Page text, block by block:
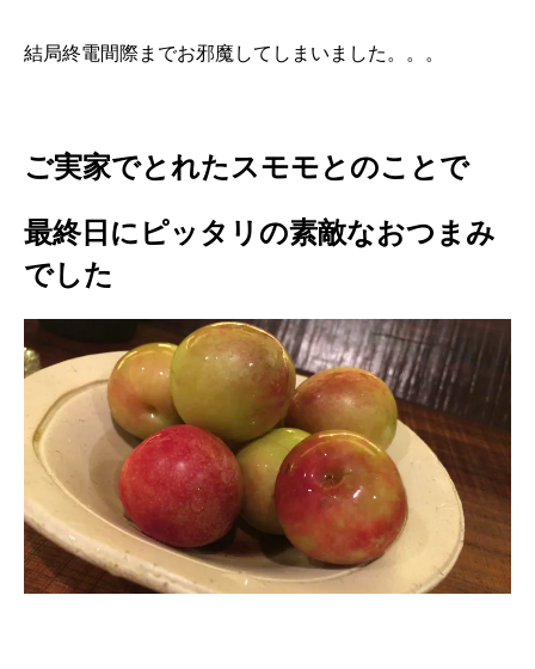
結局終電間際までお邪魔してしまいました。。。
ご実家でとれたスモモとのことで
最終日にピッタリの素敵なおつまみ
でした